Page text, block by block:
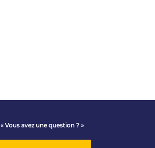
« Vous avez une question ? »